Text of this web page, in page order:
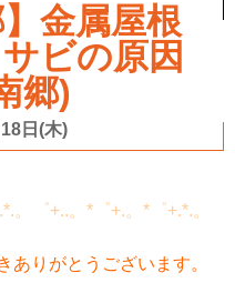
】金属屋根
ビの原因
郷)
日(木)
。゜+..。*゜+.。*゜+.*.。
ありがとうございます。